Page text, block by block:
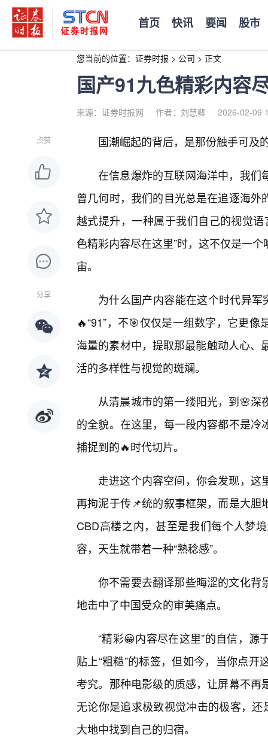
首页 快讯 要闻 股市
您当前的位置： 证券时报 > 公司 > 正文
国产91九色精彩内容
来源：证券时报网 作者：刘慧卿 2026-02-09
点赞
分享
国潮崛起的背后，是那份触手可及
在信息爆炸的互联网海洋中，我们
曾几何时，我们的目光总是在追逐海
越式提升，一种属于我们自己的视觉
色精彩内容尽在这里”时，这不仅是一
宙。
为什么国产内容能在这个时代异军
🔥“91”，不🎯仅仅是一组数字，它更
海量的素材中，提取那最能触动人心、
活的多样性与视觉的斑斓。
从清晨城市的第一缕阳光，到🌸
的全貌。在这里，每一段内容都不是
捕捉到的🔥时代切片。
走进这个内容空间，你会发现，
再拘泥于传📌统的叙事框架，而是大
CBD高楼之内，甚至是我们每个人梦
容，天生就带着一种“熟稔感”。
你不需要去翻译那些晦涩的文化背
地击中了中国受众的审美痛点。
“精彩😀内容尽在这里”的自信，
贴上“粗糙”的标签，但如今，当你点
考究。那种电影级的质感，让屏幕不
无论你是追求极致视觉冲击的极客，
大地中找到自己的归宿。